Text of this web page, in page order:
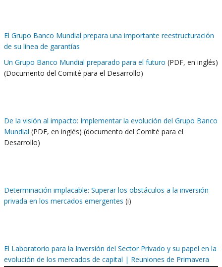
El Grupo Banco Mundial prepara una importante reestructuración
de su línea de garantías
Un Grupo Banco Mundial preparado para el futuro (PDF, en inglés)
(Documento del Comité para el Desarrollo)
De la visión al impacto: Implementar la evolución del Grupo Banco
Mundial (PDF, en inglés) (documento del Comité para el
Desarrollo)
Determinación implacable: Superar los obstáculos a la inversión
privada en los mercados emergentes (i)
El Laboratorio para la Inversión del Sector Privado y su papel en la
evolución de los mercados de capital | Reuniones de Primavera